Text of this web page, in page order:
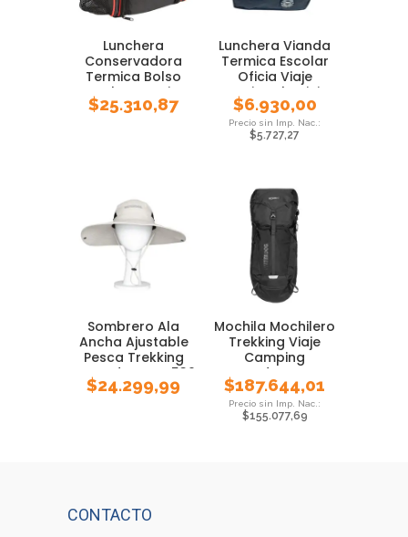
Lunchera
Conservadora
Termica Bolso
Escolar Termico
Camping Picnic
$25.310,87
Lunchera Vianda
Termica Escolar
Oficia Viaje
Interior Aluminio
$6.930,00
$5.727,27
Sombrero Ala
Ancha Ajustable
Pesca Trekking
Waterdog Cap530
$24.299,99
Mochila Mochilero
Trekking Viaje
Camping
Waterdog Route
45 L
$187.644,01
$155.077,69
CONTACTO